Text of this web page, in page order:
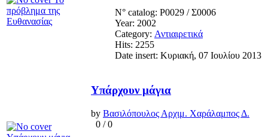
N° catalog: Ρ0029 / Σ0006
Year: 2002
Category: Αντιαιρετικά
Hits: 2255
Date insert: Κυριακή, 07 Ιουλίου 2013
Υπάρχουν μάγια
by Βασιλόπουλος Αρχιμ. Χαράλαμπος Δ.
0 /0